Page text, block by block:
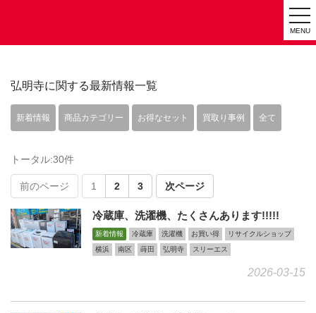
MENU
弘明寺に関する最新情報一覧
新着情報 商品カテゴリー お得なセット 買取り事例 全て
トータル:30件
前のページ 1 2 3 次ページ
冷蔵庫、洗濯機、たくさんあります!!!!!
新着情報 冷蔵庫 洗濯機 お買い得
リサイクルショップ
横浜
南区 蒔田 弘明寺 スリーエス
2026-03-15